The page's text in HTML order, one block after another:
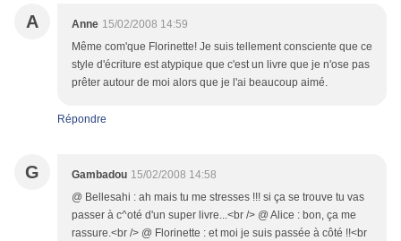
A Anne 15/02/2008 14:59
Même com'que Florinette! Je suis tellement consciente que ce
style d'écriture est atypique que c'est un livre que je n'ose pas
prêter autour de moi alors que je l'ai beaucoup aimé.
Répondre
G Gambadou 15/02/2008 14:58
@ Bellesahi : ah mais tu me stresses !!! si ça se trouve tu vas
passer à c^oté d'un super livre...<br /> @ Alice : bon, ça me
rassure.<br /> @ Florinette : et moi je suis passée à côté !!<br